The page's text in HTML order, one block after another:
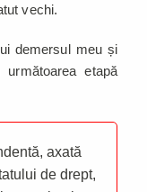
vechi.
demersul meu și
etapă
axată
de drept,